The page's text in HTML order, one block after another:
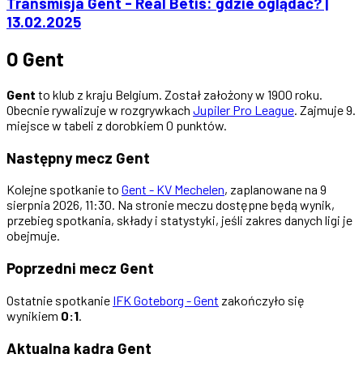
13.02.2025
O Gent
Gent to klub z kraju Belgium. Został założony w 1900 roku.
Obecnie rywalizuje w rozgrywkach Jupiler Pro League. Zajmuje 9.
miejsce w tabeli z dorobkiem 0 punktów.
Następny mecz Gent
Kolejne spotkanie to Gent - KV Mechelen, zaplanowane na 9
sierpnia 2026, 11:30. Na stronie meczu dostępne będą wynik,
przebieg spotkania, składy i statystyki, jeśli zakres danych ligi je
obejmuje.
Poprzedni mecz Gent
Ostatnie spotkanie IFK Goteborg - Gent zakończyło się
wynikiem 0:1
Aktualna kadra Gent